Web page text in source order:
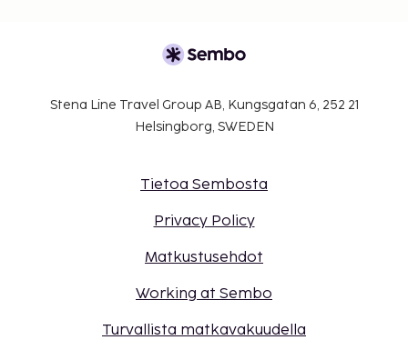
Stena Line Travel Group AB, Kungsgatan 6, 252 21
Helsingborg, SWEDEN
Tietoa Sembosta
Privacy Policy
Matkustusehdot
Working at Sembo
Turvallista matkavakuudella